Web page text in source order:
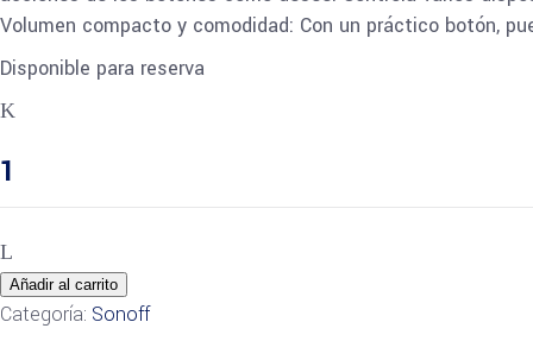
Volumen compacto y comodidad: Con un práctico botón,
Disponible para reserva
SONOFF
01
inalámbrico
Zigbee
quantity
Añadir al carrito
Categoría: Sonoff